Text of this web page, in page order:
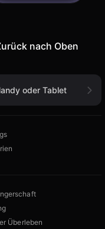
nach Oben
oder Tablet
Überleben